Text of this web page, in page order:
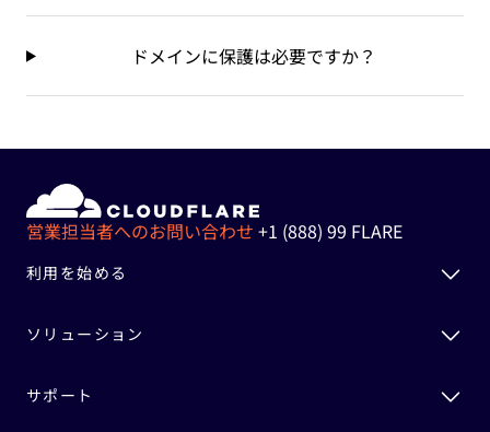
ドメインに保護は必要ですか？
営業担当者へのお問い合わせ +1 (888) 99 FLARE
利用を始める
ソリューション
サポート